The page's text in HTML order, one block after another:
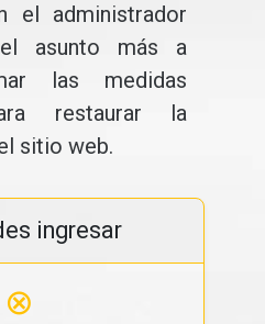
el administrador
asunto más a
las medidas
restaurar la
sitio web.
ingresar
⊗